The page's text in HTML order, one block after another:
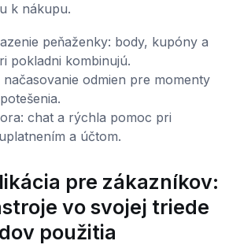
k nákupu.
peňaženky: body, kupóny a
pokladni kombinujú.
načasovanie odmien pre momenty
chat a rýchla pomoc pri
a účtom.
pre zákazníkov:
vo svojej triede
použitia